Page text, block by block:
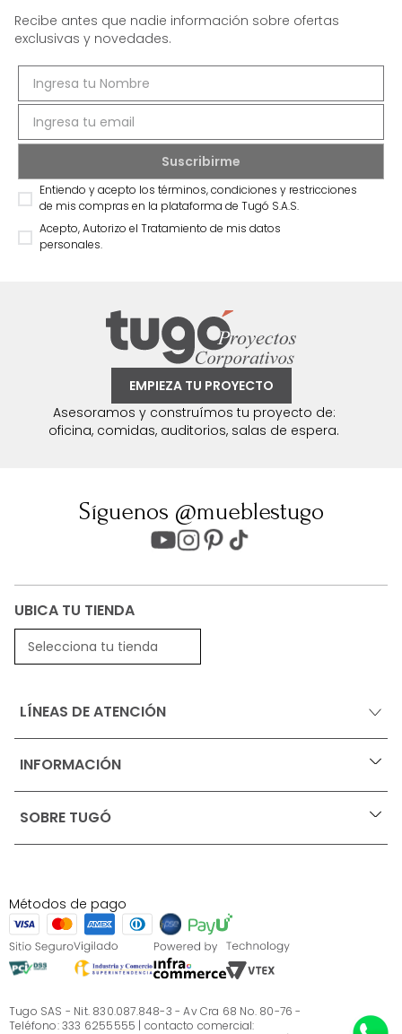
Recibe antes que nadie información sobre ofertas
exclusivas y novedades.
Entiendo y acepto los términos, condiciones y restricciones
de mis compras en la plataforma de Tugó S.A.S.
Acepto, Autorizo el Tratamiento de mis datos
personales.
EMPIEZA TU PROYECTO
Asesoramos y construímos tu proyecto de:
oficina, comidas, auditorios, salas de espera.
Síguenos @mueblestugo
UBICA TU TIENDA
Selecciona tu tienda
LÍNEAS DE ATENCIÓN
INFORMACIÓN +
Ofertas vigentes
Términos, condiciones y restricciones para productos
S.A.S
Términos, condiciones y restricciones Tugó S.A.S
Instructivo cuidado de muebles
Sé parte de Tugó
¿Quiénes somos?
Servicio al cliente
SOBRE TUGÓ +
¿Quieres vender en Tugó?
Métodos de pago
Tugo SAS - Nit. 830.087.848-3 - Av Cra 68 No. 80-76 -
Teléfono: 333 6255555 | contacto comercial: